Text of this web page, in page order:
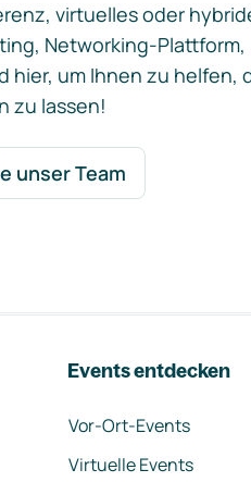
virtuelles oder
Networking-Plattform,
hier, um Ihnen zu helfen,
zu lassen!
unser Team
Events entdecken
Vor-Ort-Events
Virtuelle Events